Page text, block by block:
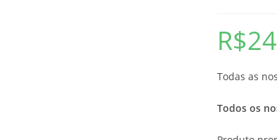
R$
Todas as
Todos os